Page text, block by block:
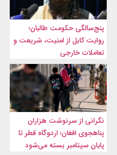
پنج‌سالگی حکومت طالبان؛
روایت کابل از امنیت، شریعت و
تعاملات خارجی
نگرانی از سرنوشت هزاران
پناهجوی افغان؛ اردوگاه قطر تا
پایان سپتامبر بسته می‌شود